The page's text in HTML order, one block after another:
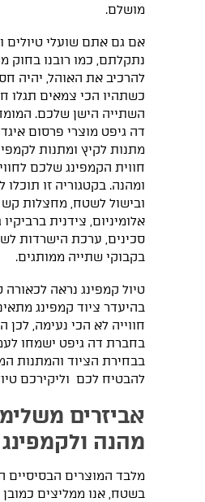
מושלם.
אם גם אתם שועלי טיולים
נתקלתם, כמו רובנו בחוק
להרכיב את האוהל, יהיה
כשתהיו הכי צמאים תגלו
השתייה הישן שלכם.
דה גיפט מוצרי פרסום
מתנות לקיץ ומתנות
חווית הקמפינג שלכם
ומהנה. בקטגוריה זו
ובישול לשטח, מחצלות קש
אלומיניום, צידנית
סכינים, ערכת הישרדות
בקבוקי שתייה ממותגים.
טיול קמפינג נראה לכאורה
בהיעדר ציוד קמפינג
חווייה לא הכי נעימה, לכן
בחברת דה גיפט ישמחו
בבחירת הציוד והמתנות
להבטיח לכם וליקירכם
אביזרים
מהנה
מלבד המוצרים הבסיסיים
בשטח, אנו ממליצים